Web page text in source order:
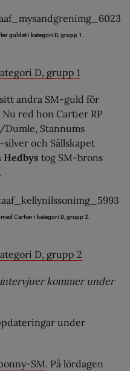
guldet i kategori D, grupp 1.
D, grupp 1
andra SM-guld för
red hon Cartier RP
/Dumle, Stannums
och Sällskapet
Hedbys tog SM-brons
Cartier i kategori D, grupp 2.
D, grupp 2
kommer under
under
SM. På lördagen